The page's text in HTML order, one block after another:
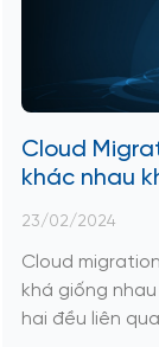
Cloud
khác nhau
23/02/2024
Cloud
khá giống
hai đều liên